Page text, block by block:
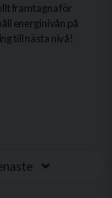
framtagna för
energinivån på
till nästa nivå!